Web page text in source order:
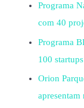
Programa
com 40
Programa
100
Orion
apresentam